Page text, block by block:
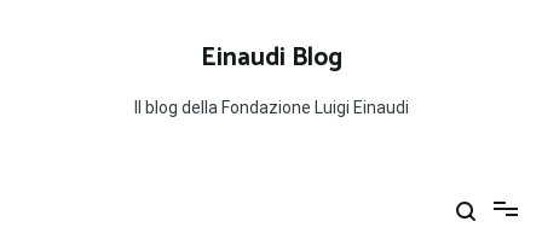
Einaudi Blog
Il blog della Fondazione Luigi Einaudi